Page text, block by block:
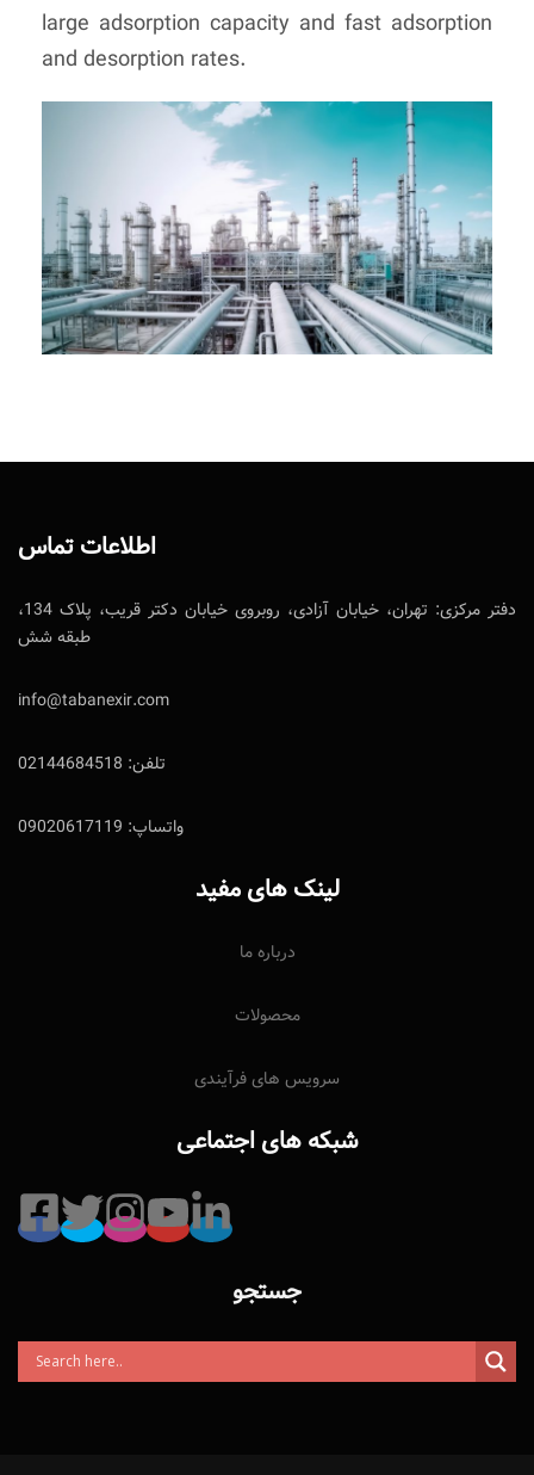
large adsorption capacity and fast adsorption
and desorption rates.
اطلاعات تماس
دفتر مرکزی: تهران، خیابان آزادی، روبروی خیابان دکتر قریب، پلاک 134،
طبقه شش
info@tabanexir.com
تلفن: 02144684518
واتساپ: 09020617119
لینک های مفید
درباره ما
محصولات
سرویس های فرآیندی
شبکه های اجتماعی
جستجو